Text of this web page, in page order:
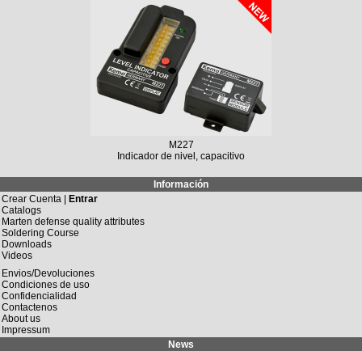
M227
Indicador de nivel, capacitivo
Información
Crear Cuenta | Entrar
Catalogs
Marten defense quality attributes
Soldering Course
Downloads
Videos
Envios/Devoluciones
Condiciones de uso
Confidencialidad
Contactenos
About us
Impressum
News